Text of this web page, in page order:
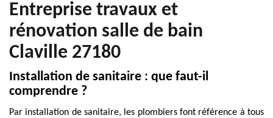
Entreprise travaux et
rénovation salle de bain
Claville 27180
Installation de sanitaire : que faut-il
comprendre ?
Par installation de sanitaire, les plombiers font référence à tous